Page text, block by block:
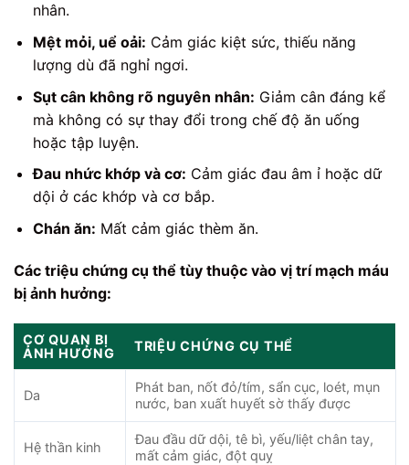
nhân.
Mệt mỏi, uể oải: Cảm giác kiệt sức, thiếu năng
lượng dù đã nghỉ ngơi.
Sụt cân không rõ nguyên nhân: Giảm cân đáng kể
mà không có sự thay đổi trong chế độ ăn uống
hoặc tập luyện.
Đau nhức khớp và cơ: Cảm giác đau âm ỉ hoặc dữ
dội ở các khớp và cơ bắp.
Chán ăn: Mất cảm giác thèm ăn.
Các triệu chứng cụ thể tùy thuộc vào vị trí mạch máu
bị ảnh hưởng:
CƠ QUAN BỊ
ẢNH HƯỞNG
TRIỆU CHỨNG CỤ THỂ
Da
Phát ban, nốt đỏ/tím, sẩn cục, loét, mụn
nước, ban xuất huyết sờ thấy được
Hệ thần kinh
Đau đầu dữ dội, tê bì, yếu/liệt chân tay,
mất cảm giác, đột quỵ